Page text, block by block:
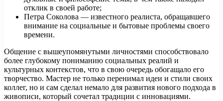
отклик в своей работе;
Петра Соколова — известного реалиста, обращавшего
внимание на социальные и бытовые проблемы своего
времени.
Общение с вышеупомянутыми личностями способствовало
более глубокому пониманию социальных реалий и
культурных контекстов, что в свою очередь обогащало его
творчество. Мастер не только перенимал идеи и стили своих
коллег, но и сам сделал немало для развития нового подхода в
живописи, который сочетал традиции с инновациями.